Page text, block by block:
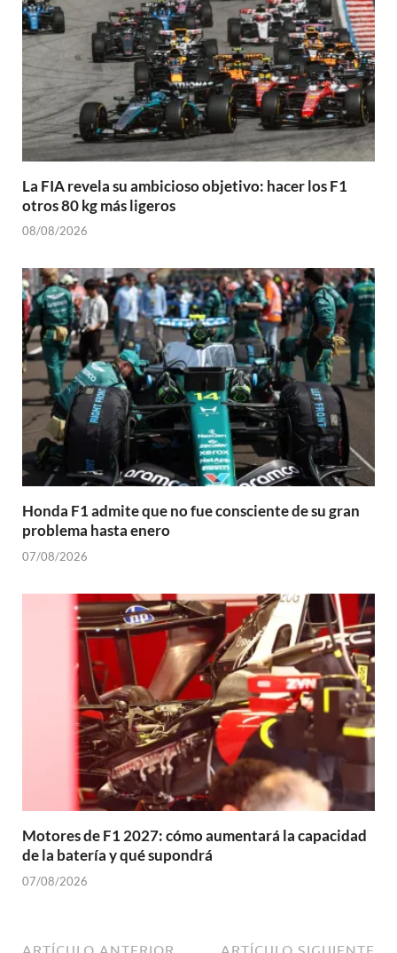
La FIA revela su ambicioso objetivo: hacer los F1
otros 80 kg más ligeros
08/08/2026
Honda F1 admite que no fue consciente de su gran
problema hasta enero
07/08/2026
Motores de F1 2027: cómo aumentará la capacidad
de la batería y qué supondrá
07/08/2026